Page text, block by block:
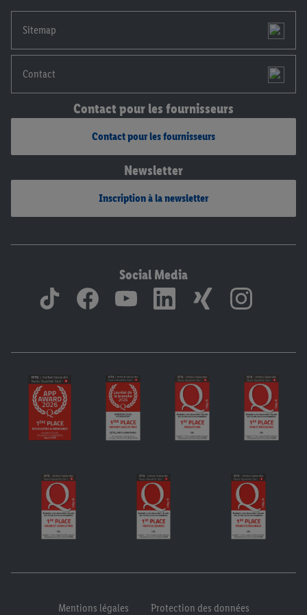
Sitemap
Contact
Contact pour les fournisseurs
Contact pour les fournisseurs
Newsletter
Inscription à la newsletter
Social Media
Mentions légales Protection des données
mentions légales, c’est ici.